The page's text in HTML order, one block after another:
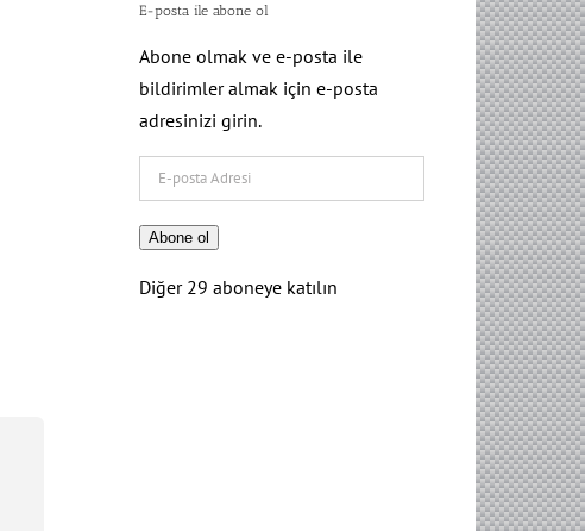
E-posta ile abone ol
Abone olmak ve e-posta ile
bildirimler almak için e-posta
adresinizi girin.
posta
Adresi
Abone ol
Diğer 29 aboneye katılın